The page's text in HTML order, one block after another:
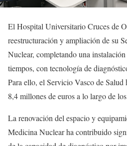
El Hospital Universitario Cruces de
reestructuración y ampliación de su
Nuclear, completando una
tiempos, con tecnología de
Para ello, el Servicio Vasco de
8,4 millones de euros a lo largo de
La renovación del espacio y
Medicina Nuclear ha contribuido